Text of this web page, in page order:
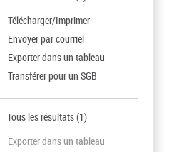
Télécharger/Imprimer
Envoyer par courriel
Exporter dans un tableau
Transférer pour un SGB
Tous les résultats(1)
Exporter dans un tableau